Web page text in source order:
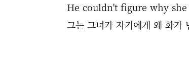
He couldn't figure why
그는 그녀가 자기에게 왜 화가